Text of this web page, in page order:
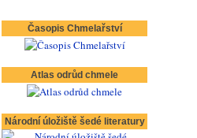
Časopis Chmelařství
Atlas odrůd chmele
Národní úložiště šedé literatury